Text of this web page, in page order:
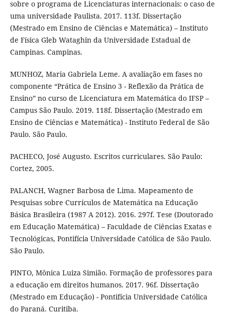
sobre o programa de Licenciaturas internacionais: o caso de
uma universidade Paulista. 2017. 113f. Dissertação
(Mestrado em Ensino de Ciências e Matemática) – Instituto
de Física Gleb Wataghin da Universidade Estadual de
Campinas. Campinas.
MUNHOZ, Maria Gabriela Leme. A avaliação em fases no
componente “Prática de Ensino 3 - Reflexão da Prática de
Ensino” no curso de Licenciatura em Matemática do IFSP –
Campus São Paulo. 2019. 118f. Dissertação (Mestrado em
Ensino de Ciências e Matemática) - Instituto Federal de São
Paulo. São Paulo.
PACHECO, José Augusto. Escritos curriculares. São Paulo:
Cortez, 2005.
PALANCH, Wagner Barbosa de Lima. Mapeamento de
Pesquisas sobre Currículos de Matemática na Educação
Básica Brasileira (1987 A 2012). 2016. 297f. Tese (Doutorado
em Educação Matemática) – Faculdade de Ciências Exatas e
Tecnológicas, Pontifícia Universidade Católica de São Paulo.
São Paulo.
PINTO, Mônica Luiza Simião. Formação de professores para
a educação em direitos humanos. 2017. 96f. Dissertação
(Mestrado em Educação) - Pontifícia Universidade Católica
do Paraná. Curitiba.